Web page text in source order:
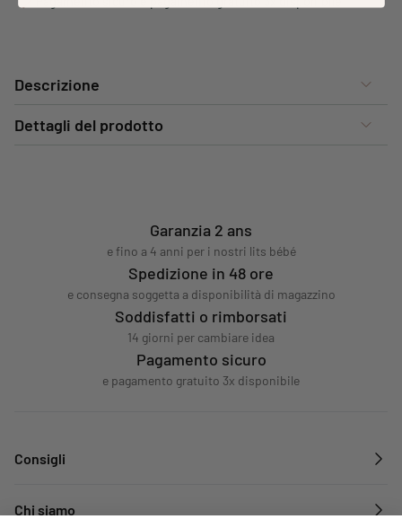
Descrizione
Dettagli del prodotto
Garanzia 2 ans
e fino a 4 anni per i nostri lits bébé
Spedizione in 48 ore
e consegna soggetta a disponibilità di magazzino
Soddisfatti o rimborsati
14 giorni per cambiare idea
Pagamento sicuro
e pagamento gratuito 3x disponibile
Consigli
Chi siamo